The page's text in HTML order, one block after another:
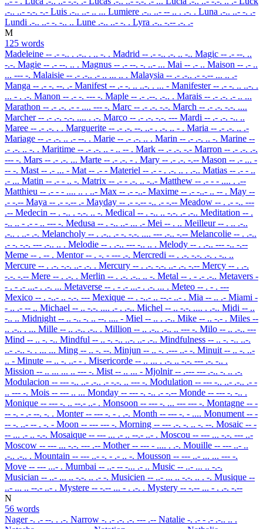
.-.. ..- -.-. -.- Luis .-.. ..- .. ... Lumiere .-.. ..- -- .. . .-. . Luna .-.. ..- -. .-
Lundi .-.. ..- -. -.. .. Lune .-.. ..- -. . Lyra .-.. -.-- .-. .-
M
125 words
Madeleine -- .- -.. . .-.. . .. -. . Madrid -- .- -.. .-. .. -.. Magic -- .- --. ..
-.-. Magie -- .- --. .. . Magnus -- .- --. -. ..- ... Mai -- .- .. Maison -- .- ..
... --- -. Malaisie -- .- .-.. .- .. ... .. . Malaysia -- .- .-.. .- -.-- ... .. .-
Manga -- .- -. --. .- Manifest -- .- -. .. ..-. . ... - Manifester-- .- -. .. ..-. .
... - . .-. Manon -- .- -. --- -. Maple -- .- .--. .-.. . Marais -- .- .-. .- .. ...
Marathon -- .- .-. .- - .... --- -. Marc -- .- .-. -.-. March -- .- .-. -.-. ....
Marcher-- .- .-. -.-. .... . .-. Marco -- .- .-. -.-. --- Mardi -- .- .-. -.. ..
Maree -- .- .-. . . Marguerite -- .- .-. --. ..- . .-. .. - . Maria -- .- .-. .. .-
Mariage -- .- .-. .. .- --. . Marie -- .- .-. .. . Marin -- .- .-. .. -. Marine --
.- .-. .. -. . Maritime -- .- .-. .. - .. -- . Mark -- .- .-. -.- Marron -- .- .-. .-.
--- -. Mars -- .- .-. ... Marte -- .- .-. - . Mary -- .- .-. -.-- Mason -- .- ... -
-- -. Mast -- .- ... - Mat -- .- - Materiel -- .- - . .-. .. . .-.. Matias -- .- - ..
.- ... Matin -- .- - .. -. Matrix -- .- - .-. .. -..- Matthew -- .- - - .... . .--
Matthieu -- .- - - .... .. . ..- Max -- .- -..- Maxime -- .- -..- .. -- . May --
.- -.-- Maya -- .- -.-- .- Mayday -- .- -.-- -.. .- -.-- Meadow -- . .- -.. ---
.-- Medecin -- . -.. . -.-. .. -. Medical -- . -.. .. -.-. .- .-.. Meditation -- .
-.. .. - .- - .. --- -. Medusa -- . -.. ..- ... .- Mei -- . .. Meilleur-- . .. .-..
.-.. . ..- .-. Melancholy -- . .-.. .- -. -.-. .... --- .-.. -.-- Melancolie -- . .-..
.- -. -.-. --- .-.. .. . Melodie -- . .-.. --- -.. .. . Melody -- . .-.. --- -.. -.--
Meme -- . -- . Mentor-- . -. - --- .-. Mercredi -- . .-. -.-. .-. . -.. ..
Mercure -- . .-. -.-. ..- .-. . Mercury -- . .-. -.-. ..- .-. -.-- Mercy -- . .-.
-.-. -.-- Mere -- . .-. . Merlin -- . .-. .-.. .. -. Metal -- . - .- .-.. Metavers -
- . - .- ...- . .-. ... Metaverse -- . - .- ...- . .-. ... . Meteo -- . - . ---
Mexico -- . -..- .. -.-. --- Mexique -- . -..- .. --.- ..- . Mia -- .. .- Miami -
- .. .- -- .. Michael -- .. -.-. .... .- . .-.. Michel -- .. -.-. .... . .-.. Midi -- ..
-.. .. Midnight -- .. -.. -. .. --. .... - Miel -- .. . .-.. Mike -- .. -.- . Miles --
.. .-.. . ... Mille -- .. .-.. .-.. . Million -- .. .-.. .-.. .. --- -. Milo -- .. .-.. ---
Mind -- .. -. -.. Mindful -- .. -. -.. ..-. ..- .-.. Mindfulness -- .. -. -.. ..-.
..- .-.. -. . ... ... Ming -- .. -. --. Minjun -- .. -. .--- ..- -. Minuit -- .. -. ..-
.. - Minute -- .. -. ..- - . Misericorde -- .. ... . .-. .. -.-. --- .-. -.. .
Mission -- .. ... ... .. --- -. Mist -- .. ... - Mjolnir-- .--- --- .-.. -. .. .-.
Modulacion -- --- -.. ..- .-.. .- -.-. .. --- -. Modulation -- --- -.. ..- .-.. .- -
.. --- -. Mois -- --- .. ... Monday -- --- -. -.. .- -.-- Monde -- --- -. -.. .
Monique -- --- -. .. --.- ..- . Monsoon -- --- -. ... --- --- -. Montagne -- -
-- -. - .- --. -. . Monter-- --- -. - . .-. Month -- --- -. - .... Monument -- -
-- -. ..- -- . -. - Moon -- --- --- -. Morning -- --- .-. -. .. -. --. Mosaic -- -
-- ... .- .. -.-. Mosaique -- --- ... .- .. --.- ..- . Moscou -- --- ... -.-. --- ..-
Moscow -- --- ... -.-. --- .-- Mother-- --- - .... . .-. Mouille -- --- ..- ..
.-.. .-.. . Mountain -- --- ..- -. - .- .. -. Mousson -- --- ..- ... ... --- -.
Move -- --- ...- . Mumbai -- ..- -- -... .- .. Music -- ..- ... .. -.-.
Musician -- ..- ... .. -.-. .. .- -. Musicien -- ..- ... .. -.-. .. . -. Musique --
..- ... .. --.- ..- . Mystere -- -.-- ... - . .-. . Mystery -- -.-- ... - . .-. -.--
N
56 words
Nager-. .- --. . .-. Narrow -. .- .-. .-. --- .-- Natalie -. .- - .- .-.. .. .